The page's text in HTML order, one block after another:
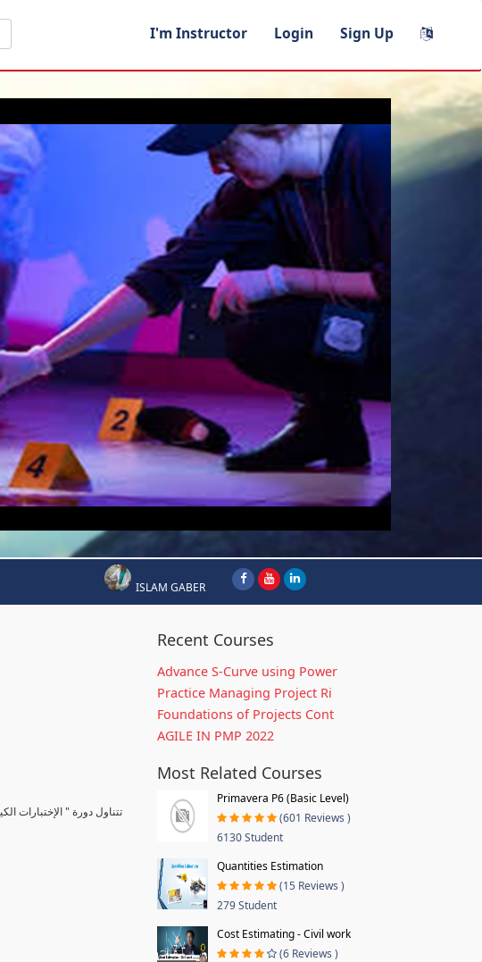
I'm Instructor Login Sign Up
ISLAM GABER
تتناول دورة " الإختبارات
Recent Courses
Advance S-Curve using Power
Practice Managing Project Ri
Foundations of Projects Cont
AGILE IN PMP 2022
Most Related Courses
Primavera P6 (Basic Level)
(601 Reviews )
6130 Student
Quantities Estimation
(15 Reviews )
279 Student
Cost Estimating - Civil work
(6 Reviews )